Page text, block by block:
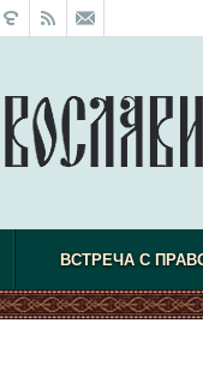
ВСТРЕЧА С